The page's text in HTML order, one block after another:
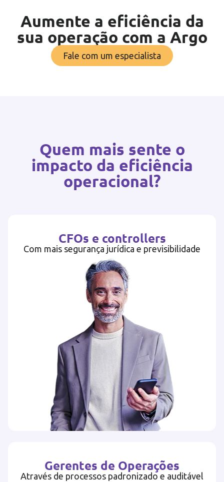
Aumente a eficiência da
sua operação com a Argo
Fale com um especialista
Quem mais sente o
impacto da eficiência
operacional?
CFOs e controllers
Com mais segurança jurídica e previsibilidade
Gerentes de Operações
Através de processos padronizado e auditável